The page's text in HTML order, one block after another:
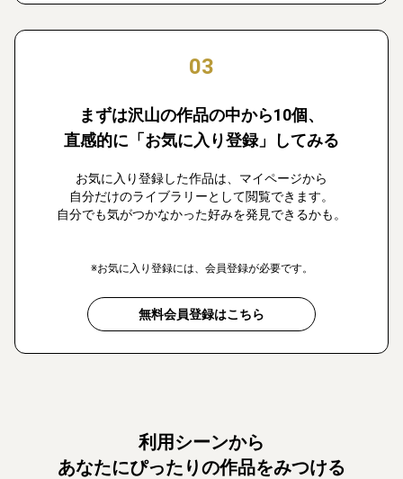
03
まずは沢山の作品の中から10個、
直感的に「お気に入り登録」してみる
お気に入り登録した作品は、マイページから
自分だけのライブラリーとして閲覧できます。
自分でも気がつかなかった好みを発見できるかも。
※お気に入り登録には、会員登録が必要です。
無料会員登録はこちら
利用シーンから
あなたにぴったりの作品をみつける